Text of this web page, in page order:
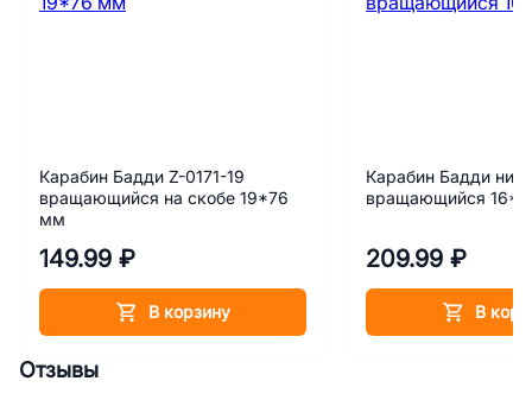
Карабин Бадди Z-0171-19
вращающийся на скобе 19*76
мм
149.99 ₽
В корзину
Карабин Бадди
вращающийся
209.99 ₽
В
Отзывы